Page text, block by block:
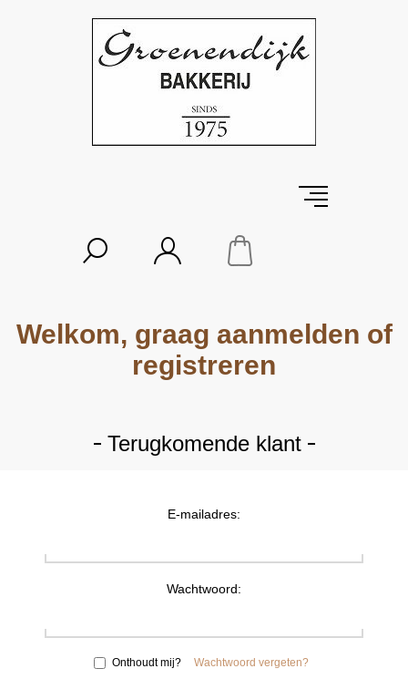
Welkom, graag aanmelden of
registreren
Terugkomende klant
E-mailadres:
Wachtwoord:
Onthoudt mij? Wachtwoord vergeten?